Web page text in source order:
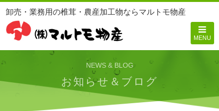
卸売・業務用の椎茸・農産加工物ならマルトモ物産
MENU
NEWS & BLOG
お知らせ＆ブログ